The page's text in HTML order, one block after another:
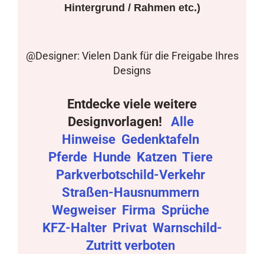
Hintergrund / Rahmen etc.)
@Designer: Vielen Dank für die Freigabe Ihres
Designs
Entdecke viele weitere
Designvorlagen!
Alle
Hinweise Gedenktafeln
Pferde Hunde Katzen Tiere
Parkverbotschild-Verkehr
Straßen-Hausnummern
Wegweiser Firma Sprüche
KFZ-Halter Privat Warnschild-
Zutritt verboten